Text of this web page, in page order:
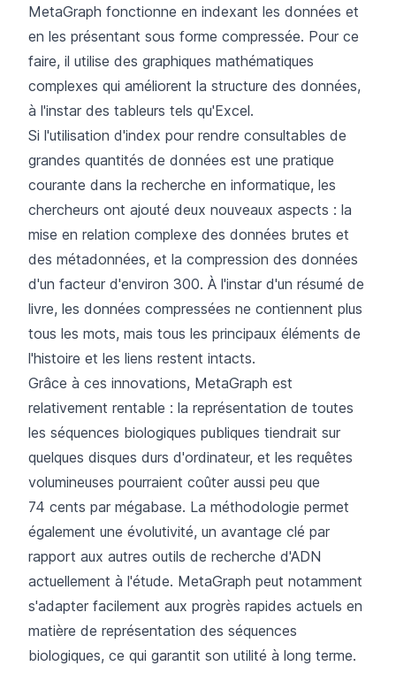
MetaGraph fonctionne en indexant les données et
en les présentant sous forme compressée. Pour ce
faire, il utilise des graphiques mathématiques
complexes qui améliorent la structure des données,
à l'instar des tableurs tels qu'Excel.
Si l'utilisation d'index pour rendre consultables de
grandes quantités de données est une pratique
courante dans la recherche en informatique, les
chercheurs ont ajouté deux nouveaux aspects : la
mise en relation complexe des données brutes et
des métadonnées, et la compression des données
d'un facteur d'environ 300. À l'instar d'un résumé de
livre, les données compressées ne contiennent plus
tous les mots, mais tous les principaux éléments de
l'histoire et les liens restent intacts.
Grâce à ces innovations, MetaGraph est
relativement rentable : la représentation de toutes
les séquences biologiques publiques tiendrait sur
quelques disques durs d'ordinateur, et les requêtes
volumineuses pourraient coûter aussi peu que
74 cents par mégabase. La méthodologie permet
également une évolutivité, un avantage clé par
rapport aux autres outils de recherche d'ADN
actuellement à l'étude. MetaGraph peut notamment
s'adapter facilement aux progrès rapides actuels en
matière de représentation des séquences
biologiques, ce qui garantit son utilité à long terme.